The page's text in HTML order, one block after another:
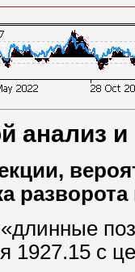
анализ и
«длинные
1927.15 с